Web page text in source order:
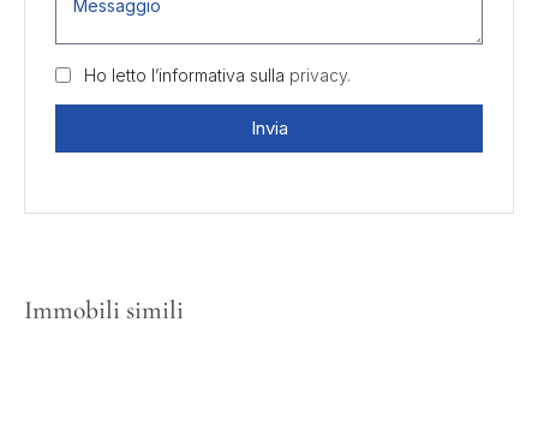
Ho letto l’informativa sulla privacy.
Invia
Immobili simili